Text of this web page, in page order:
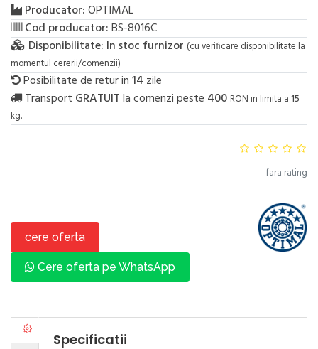
Producator:OPTIMAL
Cod producator:BS-8016C
Disponibilitate: In stoc furnizor (cu verificare disponibilitate la
momentul cererii/comenzii)
Posibilitate de retur in14 zile
Transport GRATUITla comenzi peste 400 RON in limita a15
kg.
fara rating
cere oferta
Cere oferta pe WhatsApp
Specificatii